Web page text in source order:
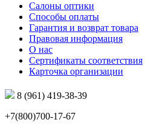
Салоны оптики
Способы оплаты
Гарантия и возврат товара
Правовая информация
О нас
Сертификаты соответствия
Карточка организации
8 (961) 419-38-39
+7(800)700-17-67